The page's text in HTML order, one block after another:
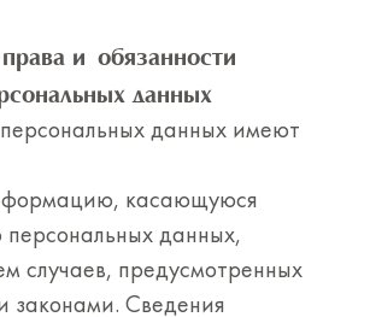
и обязанности
данных
данных имеют
касающуюся
персональных данных,
случаев, предусмотренных
законами. Сведения